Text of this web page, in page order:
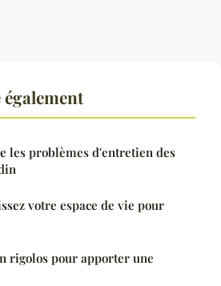
les problèmes d'entretien des
votre espace de vie pour
rigolos pour apporter une